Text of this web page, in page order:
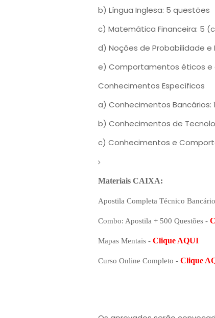
b) Língua Inglesa: 5 questões
c) Matemática Financeira: 5
d) Noções de Probabilidade
e) Comportamentos éticos e
Conhecimentos Específicos
a) Conhecimentos Bancários:
b) Conhecimentos de
c) Conhecimentos e
Materiais CAIXA:
Apostila Completa Técnico
Combo: Apostila + 500 Questões -
Mapas Mentais - Clique AQUI
Curso Online Completo - Clique